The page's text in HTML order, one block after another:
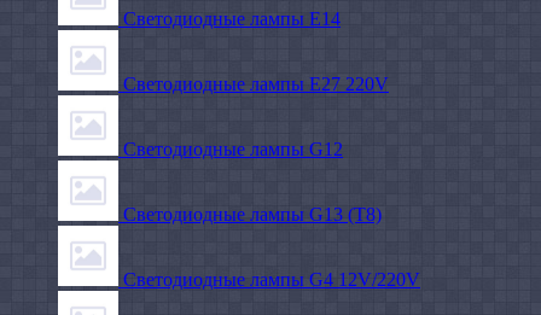
Светодиодные лампы E14
Светодиодные лампы E27 220V
Светодиодные лампы G12
Светодиодные лампы G13 (T8)
Светодиодные лампы G4 12V/220V